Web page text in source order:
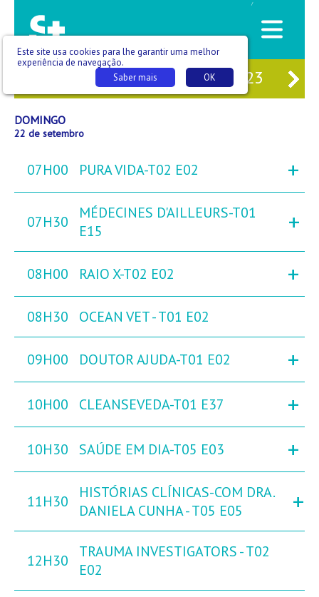
/
21 DOM 22 SEG 23
DOMINGO
22 de setembro
07H00 PURA VIDA-T02 E02 +
07H30
MÉDECINES D'AILLEURS-T01
E15
+
08H00 RAIO X-T02 E02 +
08H30 OCEAN VET - T01 E02
09H00 DOUTOR AJUDA-T01 E02 +
10H00 CLEANSEVEDA-T01 E37 +
10H30 SAÚDE EM DIA-T05 E03 +
11H30
HISTÓRIAS CLÍNICAS-COM DRA.
DANIELA CUNHA - T05 E05
+
12H30
TRAUMA INVESTIGATORS - T02
E02
Este site usa cookies para lhe garantir uma melhor
experiência de navegação.
OK
Saber mais